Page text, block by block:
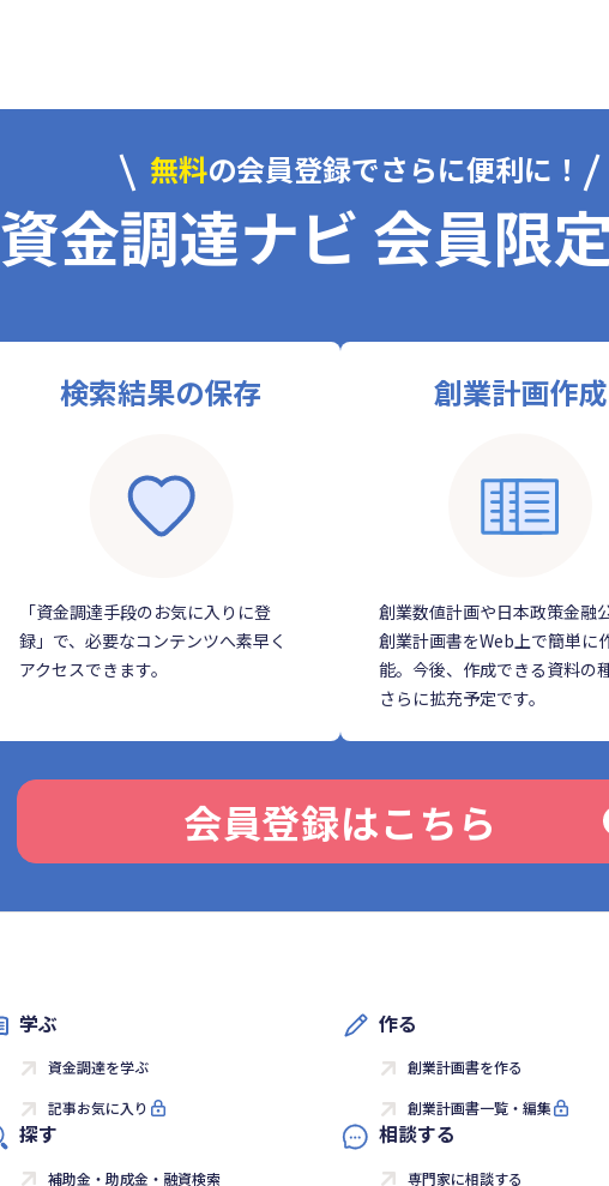
無料の会員登録でさらに便利に！
資金調達ナビ 会員限
検索結果の保存
「資金調達手段のお気に入りに登
録」で、必要なコンテンツへ素早く
アクセスできます。
創業計画作成
創業数値計画や日本政策金融
創業計画書をWeb上で簡単に
能。今後、作成できる資料の
さらに拡充予定です。
会員登録はこちら
学ぶ
資金調達を学ぶ
記事お気に入り
探す
補助金・助成金・融資検索
作る
創業計画書を作る
創業計画書一覧・編集
相談する
専門家に相談する